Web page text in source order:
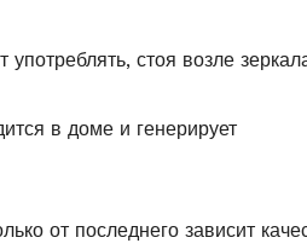
стоя возле
в доме и генерирует
от последнего зависит